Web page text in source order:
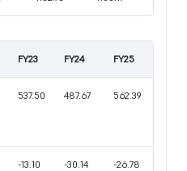
FY23 FY24 FY25
537.50 487.67 562.39
-13.10 -30.14 -26.78